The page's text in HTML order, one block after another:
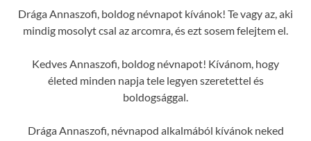
Drága Annaszofi, boldog névnapot kívánok! Te vagy az, aki
mindig mosolyt csal az arcomra, és ezt sosem felejtem el.
Kedves Annaszofi, boldog névnapot! Kívánom, hogy
életed minden napja tele legyen szeretettel és
boldogsággal.
Drága Annaszofi, névnapod alkalmából kívánok neked